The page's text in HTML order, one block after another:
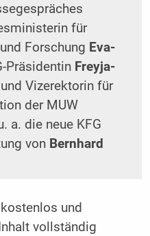
für
Forschung Eva-
Präsidentin Freyja-
Vizerektorin für
der MUW
a. die neue KFG
von Bernhard
und
vollständig